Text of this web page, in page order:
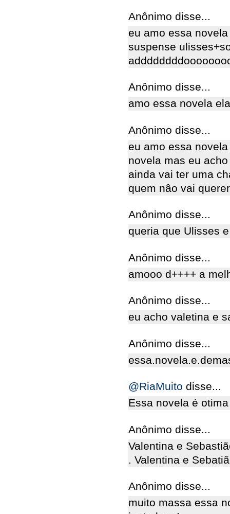
Anônimo disse...
eu amo essa
suspense
Anônimo disse...
amo essa novela
Anônimo disse...
eu amo essa
novela mas eu
ainda vai ter uma
quem nâo vai
Anônimo disse...
queria que Ulisses
Anônimo disse...
amooo d++++ a
Anônimo disse...
eu acho valetina e
Anônimo disse...
@RiaMuito disse...
Essa novela é
Anônimo disse...
Valentina e
. Valentina e
Anônimo disse...
muito massa essa